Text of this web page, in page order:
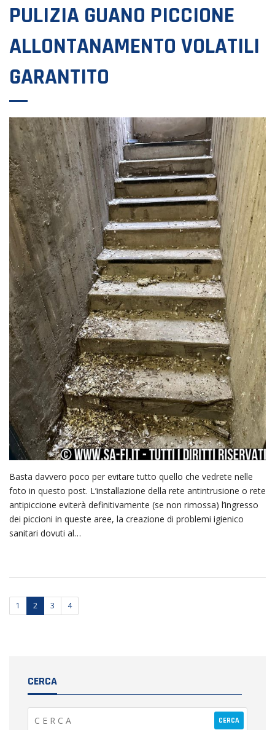
PULIZIA GUANO PICCIONE
ALLONTANAMENTO VOLATILI
GARANTITO
Basta davvero poco per evitare tutto quello che vedrete nelle
foto in questo post. L’installazione della rete antintrusione o rete
antipiccione eviterà definitivamente (se non rimossa) l’ingresso
dei piccioni in queste aree, la creazione di problemi igienico
sanitari dovuti al…
1 2 3 4
CERCA